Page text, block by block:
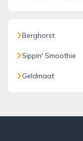
Berghorst
Sippin' Smoothie
Geldmaat